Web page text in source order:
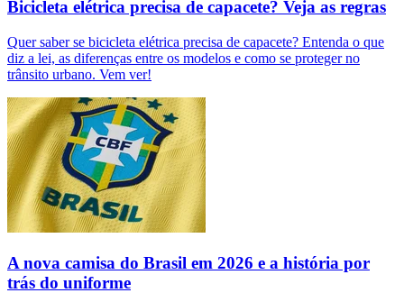
Bicicleta elétrica precisa de capacete? Veja as regras
Quer saber se bicicleta elétrica precisa de capacete? Entenda o que
diz a lei, as diferenças entre os modelos e como se proteger no
trânsito urbano. Vem ver!
A nova camisa do Brasil em 2026 e a história por
trás do uniforme